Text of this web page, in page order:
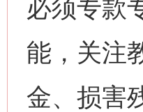
必须专款
能，关注
金、损害